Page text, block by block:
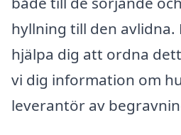
hyllning till den avlidna.
hjälpa dig att ordna
vi dig information om
leverantör av